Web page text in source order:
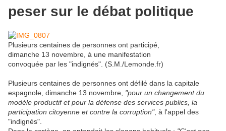
peser sur le débat politique
Plusieurs centaines de personnes ont participé,
dimanche 13 novembre, à une manifestation
convoquée par les "indignés". (S.M./Lemonde.fr)
Plusieurs centaines de personnes ont défilé dans la capitale
espagnole, dimanche 13 novembre, "pour un changement du
modèle productif et pour la défense des services publics, la
participation citoyenne et contre la corruption", à l'appel des
"indignés".